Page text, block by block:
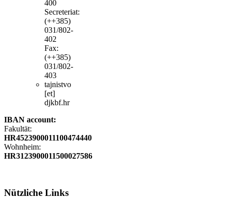
400
Secreteriat:
(++385)
031/802-
402
Fax:
(++385)
031/802-
403
tajnistvo
[et]
djkbf.hr
IBAN account:
Fakultät:
HR4523900011100474440
Wohnheim:
HR3123900011500027586
Nützliche Links